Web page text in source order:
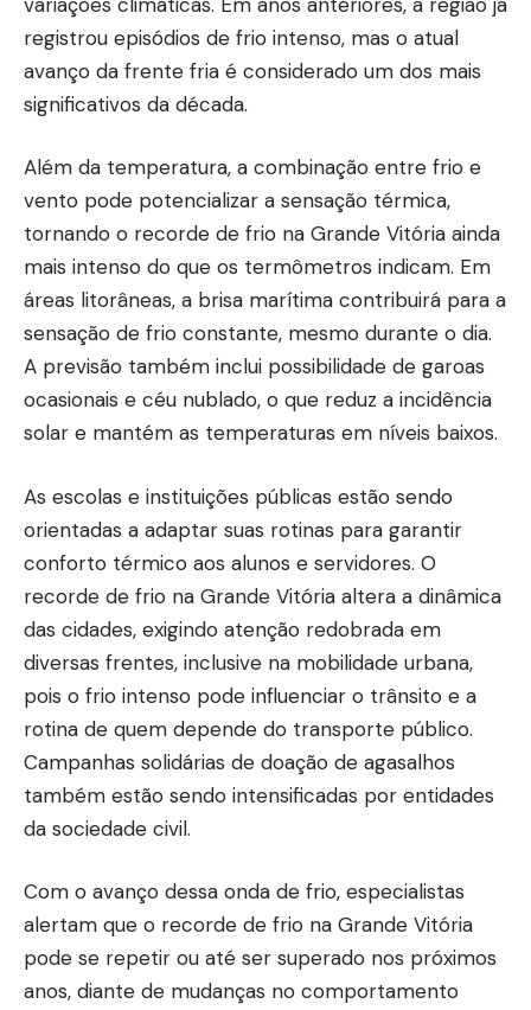
registrou episódios de frio intenso, mas o atual
avanço da frente fria é considerado um dos mais
significativos da década.
Além da temperatura, a combinação entre frio e
vento pode potencializar a sensação térmica,
tornando o recorde de frio na Grande Vitória ainda
mais intenso do que os termômetros indicam. Em
áreas litorâneas, a brisa marítima contribuirá para a
sensação de frio constante, mesmo durante o dia.
A previsão também inclui possibilidade de garoas
ocasionais e céu nublado, o que reduz a incidência
solar e mantém as temperaturas em níveis baixos.
As escolas e instituições públicas estão sendo
orientadas a adaptar suas rotinas para garantir
conforto térmico aos alunos e servidores. O
recorde de frio na Grande Vitória altera a dinâmica
das cidades, exigindo atenção redobrada em
diversas frentes, inclusive na mobilidade urbana,
pois o frio intenso pode influenciar o trânsito e a
rotina de quem depende do transporte público.
Campanhas solidárias de doação de agasalhos
também estão sendo intensificadas por entidades
da sociedade civil.
Com o avanço dessa onda de frio, especialistas
alertam que o recorde de frio na Grande Vitória
pode se repetir ou até ser superado nos próximos
anos, diante de mudanças no comportamento